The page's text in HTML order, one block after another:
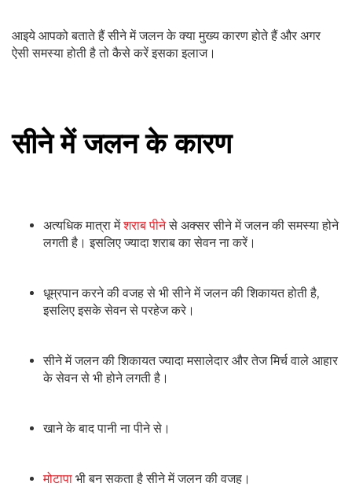
आइये आपको बताते हैं सीने में जलन के क्या मुख्य कारण होते हैं और अगर
ऐसी समस्या होती है तो कैसे करें इसका इलाज।
सीने में जलन के कारण
अत्यधिक मात्रा मेंशराब पीनेसे अक्सर सीने में जलन की समस्या होने
लगती है। इसलिए ज्यादा शराब का सेवन ना करें।
धूम्रपान करने की वजह से भी सीने में जलन की शिकायत होती है,
इसलिए इसके सेवन से परहेज करे।
सीने में जलन की शिकायत ज्यादा मसालेदार और तेज मिर्च वाले आहार
के सेवन से भी होने लगती है।
खाने के बाद पानी ना पीने से।
मोटापा भी बन सकता है सीने में जलन की वजह।